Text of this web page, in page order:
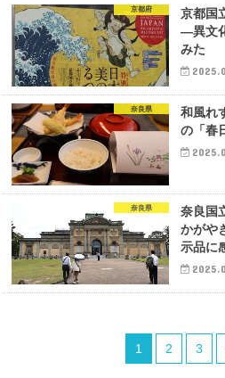
京都府
京都国
―異文
みた
奈良県
和風れ
の「春
奈良県
奈良国
かが
示品に
1 2 3